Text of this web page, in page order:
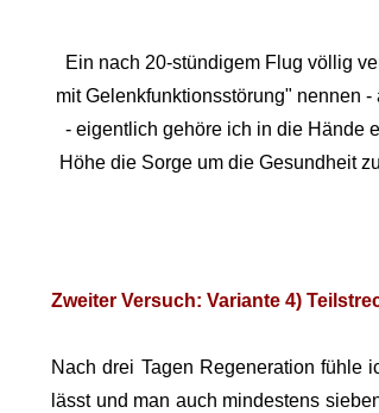
Ein nach 20-stündigem Flug völlig
mit Gelenkfunktionsstörung" nennen
- eigentlich gehöre ich in die Hände
Höhe die Sorge um die Gesundheit
Zweiter Versuch: Variante 4)
Nach drei Tagen Regeneration fühle
lässt und man auch mindestens